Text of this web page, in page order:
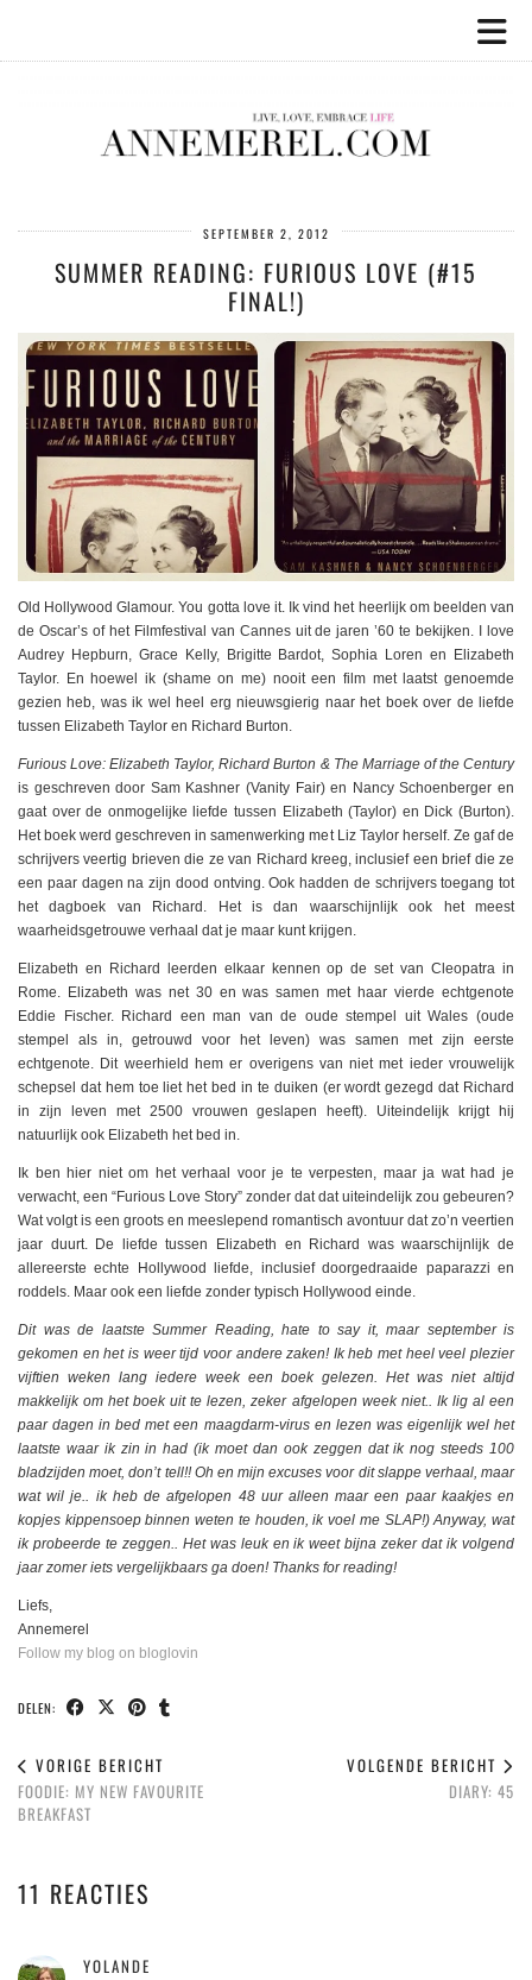
SEPTEMBER 2, 2012
SUMMER READING: FURIOUS LOVE (#15
FINAL!)
Old Hollywood Glamour. You gotta love it. Ik vind het heerlijk om beelden van
de Oscar’s of het Filmfestival van Cannes uit de jaren ’60 te bekijken. I love
Audrey Hepburn, Grace Kelly, Brigitte Bardot, Sophia Loren en Elizabeth
Taylor. En hoewel ik (shame on me) nooit een film met laatst genoemde
gezien heb, was ik wel heel erg nieuwsgierig naar het boek over de liefde
tussen Elizabeth Taylor en Richard Burton.
Furious Love: Elizabeth Taylor, Richard Burton & The Marriage of the Century
is geschreven door Sam Kashner (Vanity Fair) en Nancy Schoenberger en
gaat over de onmogelijke liefde tussen Elizabeth (Taylor) en Dick (Burton).
Het boek werd geschreven in samenwerking met Liz Taylor herself. Ze gaf de
schrijvers veertig brieven die ze van Richard kreeg, inclusief een brief die ze
een paar dagen na zijn dood ontving. Ook hadden de schrijvers toegang tot
het dagboek van Richard. Het is dan waarschijnlijk ook het meest
waarheidsgetrouwe verhaal dat je maar kunt krijgen.
Elizabeth en Richard leerden elkaar kennen op de set van Cleopatra in
Rome. Elizabeth was net 30 en was samen met haar vierde echtgenote
Eddie Fischer. Richard een man van de oude stempel uit Wales (oude
stempel als in, getrouwd voor het leven) was samen met zijn eerste
echtgenote. Dit weerhield hem er overigens van niet met ieder vrouwelijk
schepsel dat hem toe liet het bed in te duiken (er wordt gezegd dat Richard
in zijn leven met 2500 vrouwen geslapen heeft). Uiteindelijk krijgt hij
natuurlijk ook Elizabeth het bed in.
Ik ben hier niet om het verhaal voor je te verpesten, maar ja wat had je
verwacht, een “Furious Love Story” zonder dat dat uiteindelijk zou gebeuren?
Wat volgt is een groots en meeslepend romantisch avontuur dat zo’n veertien
jaar duurt. De liefde tussen Elizabeth en Richard was waarschijnlijk de
allereerste echte Hollywood liefde, inclusief doorgedraaide paparazzi en
roddels. Maar ook een liefde zonder typisch Hollywood einde.
Dit was de laatste Summer Reading, hate to say it, maar september is
gekomen en het is weer tijd voor andere zaken! Ik heb met heel veel plezier
vijftien weken lang iedere week een boek gelezen. Het was niet altijd
makkelijk om het boek uit te lezen, zeker afgelopen week niet.. Ik lig al een
paar dagen in bed met een maagdarm-virus en lezen was eigenlijk wel het
laatste waar ik zin in had (ik moet dan ook zeggen dat ik nog steeds 100
bladzijden moet, don’t tell!! Oh en mijn excuses voor dit slappe verhaal, maar
wat wil je.. ik heb de afgelopen 48 uur alleen maar een paar kaakjes en
kopjes kippensoep binnen weten te houden, ik voel me SLAP!) Anyway, wat
ik probeerde te zeggen.. Het was leuk en ik weet bijna zeker dat ik volgend
jaar zomer iets vergelijkbaars ga doen! Thanks for reading!
Liefs,
Annemerel
Follow my blog on bloglovin
DELEN:
VORIGE BERICHT
FOODIE: MY NEW FAVOURITE
BREAKFAST
VOLGENDE BERICHT
DIARY: 45
11 REACTIES
YOLANDE